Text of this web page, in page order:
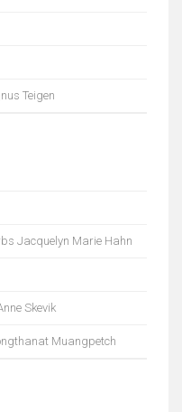
Teigen
Jacquelyn Marie Hahn
Skevik
Muangpetch